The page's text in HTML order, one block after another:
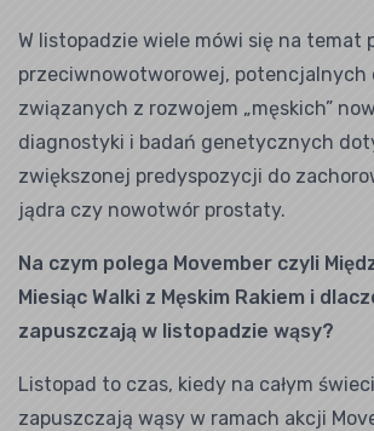
W listopadzie wiele mówi się na temat
przeciwnowotworowej, potencjalnych
związanych z rozwojem „męskich”
diagnostyki i badań genetycznych
zwiększonej predyspozycji do
jądra czy nowotwór prostaty.
Na czym polega Movember czyli
Miesiąc Walki z Męskim Rakiem i
zapuszczają w listopadzie wąsy?
Listopad to czas, kiedy na całym
zapuszczają wąsy w ramach akcji